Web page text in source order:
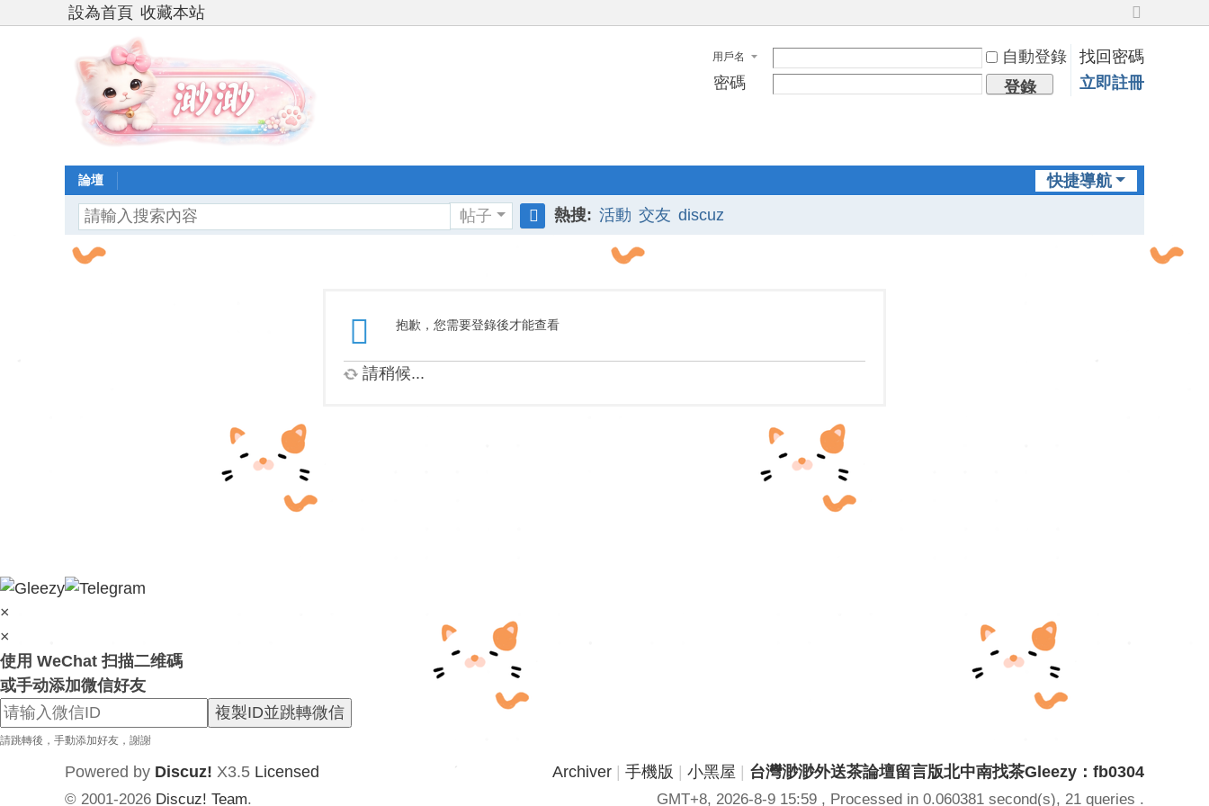
設為首頁 收藏本站
切
換
到
寬
版
用戶名 自動登錄
找回密碼
密碼
登錄 立即註冊
快捷導航
論壇
帖子
熱搜: 活動 交友 discuz
抱歉，您需要登錄後才能查看
請稍候...
×
×
使用 WeChat 扫描二维碼
或手动添加微信好友
複製ID並跳轉微信
請跳轉後，手動添加好友，謝謝
Archiver 手機版 小黑屋 台灣渺渺外送茶論壇留言版北中南找茶Gleezy：fb0304
GMT+8, 2026-8-9 15:59 , Processed in 0.060381 second(s), 21 queries .
Powered by Discuz! X3.5 Licensed
© 2001-2026 Discuz! Team.